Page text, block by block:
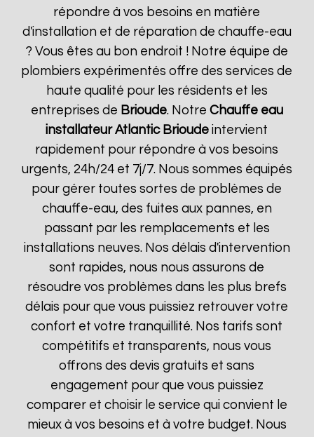
répondre à vos besoins en matière
d'installation et de réparation de chauffe-eau
? Vous êtes au bon endroit ! Notre équipe de
plombiers expérimentés offre des services de
haute qualité pour les résidents et les
entreprises de Brioude. Notre Chauffe eau
installateur Atlantic Brioude intervient
rapidement pour répondre à vos besoins
urgents, 24h/24 et 7j/7. Nous sommes équipés
pour gérer toutes sortes de problèmes de
chauffe-eau, des fuites aux pannes, en
passant par les remplacements et les
installations neuves. Nos délais d'intervention
sont rapides, nous nous assurons de
résoudre vos problèmes dans les plus brefs
délais pour que vous puissiez retrouver votre
confort et votre tranquillité. Nos tarifs sont
compétitifs et transparents, nous vous
offrons des devis gratuits et sans
engagement pour que vous puissiez
comparer et choisir le service qui convient le
mieux à vos besoins et à votre budget. Nous